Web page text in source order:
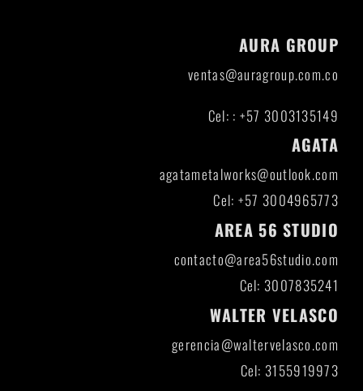
AURA GROUP
ventas@auragroup.com.co
Cel: : +57 3003135149
AGATA
agatametalworks@outlook.com
Cel: +57 3004965773
AREA 56 STUDIO
contacto@area56studio.com
Cel: 3007835241
WALTER VELASCO
gerencia@waltervelasco.com
Cel: 3155919973